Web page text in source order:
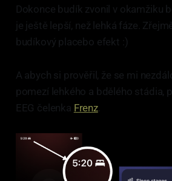
Dokonce budík zvonil v okamžiku
je ještě lepší, než lehká fáze.
budíkový placebo efekt :)
A abych si prověřil, že se mi
pomezí lehkého a bdělého stádia,
EEG čelenka Frenz.